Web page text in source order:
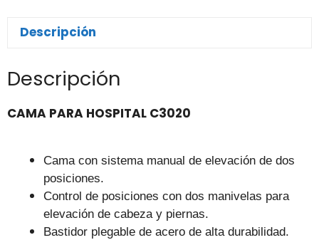
Descripción
Descripción
CAMA PARA HOSPITAL C3020
Cama con sistema manual de elevación de dos
posiciones.
Control de posiciones con dos manivelas para
elevación de cabeza y piernas.
Bastidor plegable de acero de alta durabilidad.